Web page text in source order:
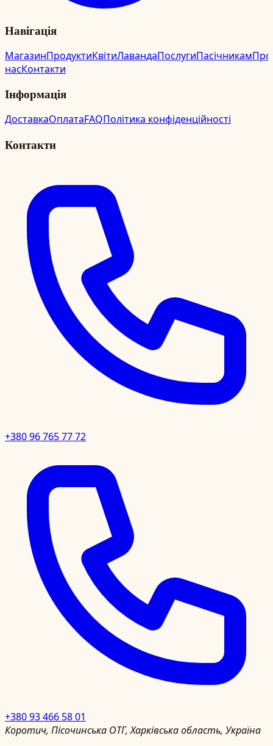
Навігація
МагазинПродуктиКвітиЛавандаПослугиПасічникамПро
насКонтакти
Інформація
ДоставкаОплатаFAQПолітика конфіденційності
Контакти
+380 96 765 77 72
+380 93 466 58 01
Коротич, Пісочинська ОТГ, Харківська область, Україна